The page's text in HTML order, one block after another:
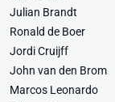
Julian Brandt
Ronald de Boer
Jordi Cruijff
John van den Brom
Marcos Leonardo